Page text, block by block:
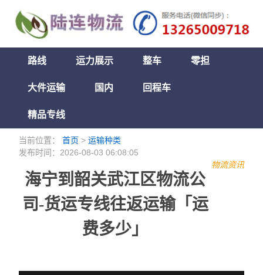
路线 运力展示 整车 零担
大件运输 国内 回程车
精品专线
当前位置：首页 >运输种类
发布时间：2026-08-03 06:08:05
物流资讯
海宁到韶关武江区物流公
司-货运专线往返运输「运
费多少」